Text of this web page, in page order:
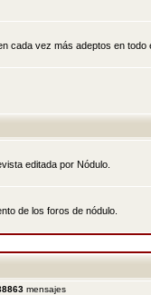
cada vez más adeptos en todo
editada por Nódulo.
de los foros de nódulo.
mensajes